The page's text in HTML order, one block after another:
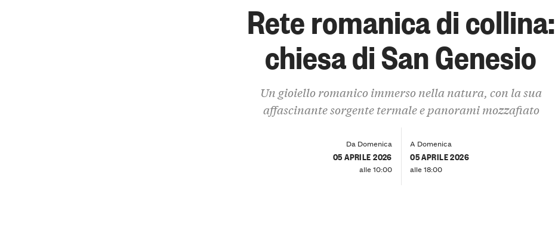
Rete romanica di collina:
chiesa di San Genesio
Un gioiello romanico immerso nella natura, con la sua
affascinante sorgente termale e panorami mozzafiato
Da Domenica
05 APRILE 2026
alle 10:00
A Domenica
05 APRILE 2026
alle 18:00